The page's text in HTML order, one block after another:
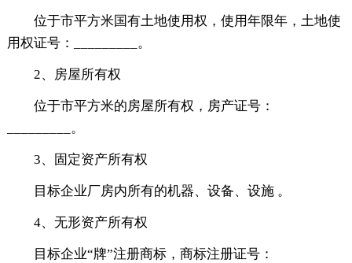
位于市平方米国有土地使用权，使用年限年，土地使
用权证号：_________。
2、房屋所有权
位于市平方米的房屋所有权，房产证号：
_________。
3、固定资产所有权
目标企业厂房内所有的机器、设备、设施 。
4、无形资产所有权
目标企业“牌”注册商标，商标注册证号：